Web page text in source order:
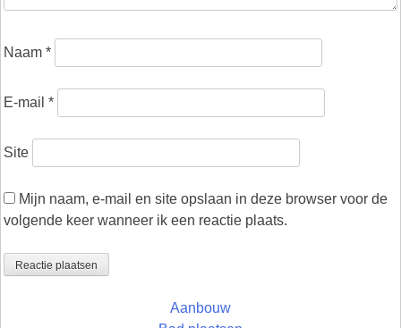
Naam *
E-mail *
Site
Mijn naam, e-mail en site opslaan in deze browser voor de
volgende keer wanneer ik een reactie plaats.
Aanbouw